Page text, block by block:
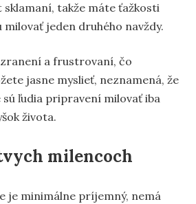
takže máte ťažkosti
milovať jeden druhého navždy.
a frustrovaní, čo
jasne myslieť, neznamená, že
ľudia pripravení milovať iba
života.
milencoch
je minimálne príjemný, nemá